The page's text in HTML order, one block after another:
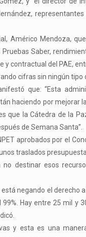
Américo Mendoza,
Saber,
contractual del PAE,
cifras sin ningún tipo
que: “Esta
haciendo por mejorar
que la Cátedra de la
de Semana Santa”.
aprobados por el
traslados
destinar esos
negando el derecho
Hay entre 25 mil y
y esta es una